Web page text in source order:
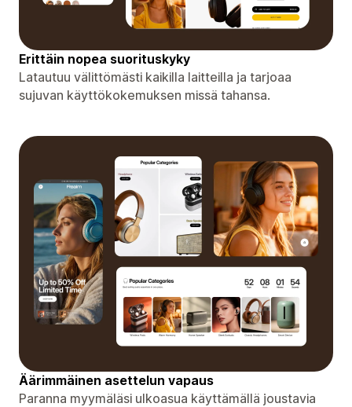
Erittäin nopea suorituskyky
Latautuu välittömästi kaikilla laitteilla ja tarjoaa
sujuvan käyttökokemuksen missä tahansa.
Äärimmäinen asettelun vapaus
Paranna myymäläsi ulkoasua käyttämällä joustavia